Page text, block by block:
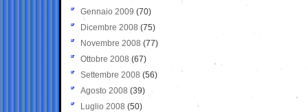
Gennaio 2009 (70)
Dicembre 2008 (75)
Novembre 2008 (77)
Ottobre 2008 (67)
Settembre 2008 (56)
Agosto 2008 (39)
Luglio 2008 (50)